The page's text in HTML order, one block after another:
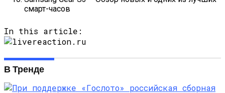
смарт-часов
In this article:
В Тренде